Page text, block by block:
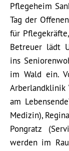
Pflegeheim
Tag der
für
Betreuer lädt
ins
im Wald ein.
Arberlandklinik
am
Medizin),
Pongratz
werden im